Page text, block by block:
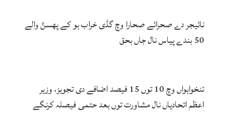
نائیجر دے صحرائے صحارا وچ گڈی خراب ہو کے پھسݨ والے
50 بندے پیاس نال جاں بحق
تنخواہواں وچ 10 توں 15 فیصد اضافے دی تجویز، وزیر
اعظم اتحادیاں نال مشاورت توں بعد حتمی فیصلہ کرنگے